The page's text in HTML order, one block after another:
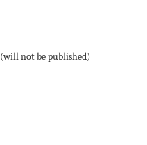
(will not be published)